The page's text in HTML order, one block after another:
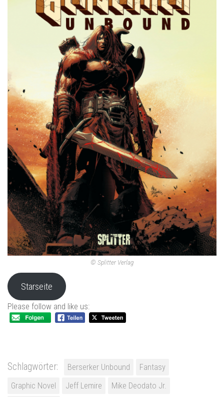
© Splitter Verlag
Starseite
Please follow and like us:
Schlagwörter: Berserker Unbound
Fantasy
Graphic Novel
Jeff Lemire
Mike Deodato Jr.